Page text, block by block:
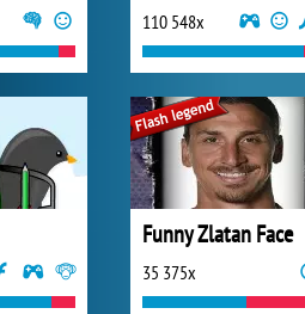
110 548x
Funny Zlatan Face
35 375x